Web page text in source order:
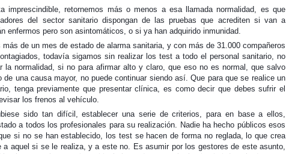
imprescindible, retornemos más o menos a esa llamada normalidad, es que
del sector sanitario dispongan de las pruebas que acrediten si van a
enfermos pero son asintomáticos, o si ya han adquirido inmunidad.
más de un mes de estado de alarma sanitaria, y con más de 31.000 compañeros
todavía sigamos sin realizar los test a todo el personal sanitario, no
la normalidad, si no para afirmar alto y claro, que eso no es normal, que salvo
de una causa mayor, no puede continuar siendo así. Que para que se realice un
tenga previamente que presentar clínica, es como decir que debes sufrir el
los frenos al vehículo.
sido tan difícil, establecer una serie de criterios, para en base a ellos,
a todos los profesionales para su realización. Nadie ha hecho públicos esos
si no se han establecido, los test se hacen de forma no reglada, lo que crea
a aquel si se le realiza, y a este no. Es asumir por los gestores de este asunto,